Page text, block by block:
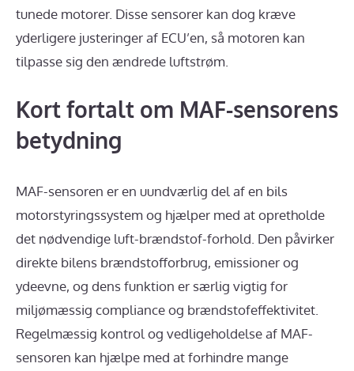
tunede motorer. Disse sensorer kan dog kræve
yderligere justeringer af ECU’en, så motoren kan
tilpasse sig den ændrede luftstrøm.
Kort fortalt om MAF-sensorens
betydning
MAF-sensoren er en uundværlig del af en bils
motorstyringssystem og hjælper med at opretholde
det nødvendige luft-brændstof-forhold. Den påvirker
direkte bilens brændstofforbrug, emissioner og
ydeevne, og dens funktion er særlig vigtig for
miljømæssig compliance og brændstofeffektivitet.
Regelmæssig kontrol og vedligeholdelse af MAF-
sensoren kan hjælpe med at forhindre mange